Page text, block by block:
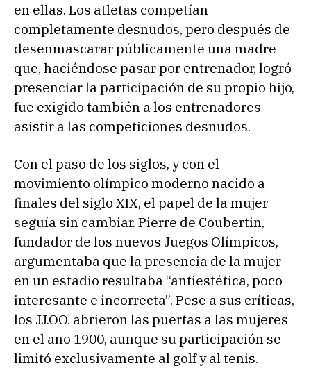
en ellas. Los atletas competían
completamente desnudos, pero después de
desenmascarar públicamente una madre
que, haciéndose pasar por entrenador, logró
presenciar la participación de su propio hijo,
fue exigido también a los entrenadores
asistir a las competiciones desnudos.
Con el paso de los siglos, y con el
movimiento olímpico moderno nacido a
finales del siglo XIX, el papel de la mujer
seguía sin cambiar. Pierre de Coubertin,
fundador de los nuevos Juegos Olímpicos,
argumentaba que la presencia de la mujer
en un estadio resultaba “antiestética, poco
interesante e incorrecta”. Pese a sus críticas,
los JJ.OO. abrieron las puertas a las mujeres
en el año 1900, aunque su participación se
limitó exclusivamente al golf y al tenis.